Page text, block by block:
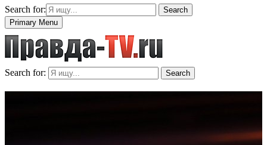
Search for:
Search
Primary Menu
Search for: Search